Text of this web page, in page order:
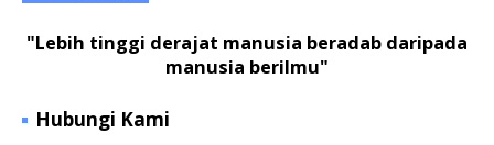
"Lebih tinggi derajat manusia beradab daripada
manusia berilmu"
Hubungi Kami